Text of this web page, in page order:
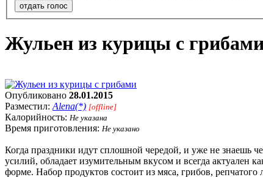
отдать голос
Жульен из курицы с
Опубликовано 28.01.2015
Разместил: Alena(*) [offline]
Калорийность: Не указана
Время приготовления: Не указано
Когда праздники идут сплошной чередой, и уже не знаешь
усилий, обладает изумительным вкусом и всегда актуален
форме. Набор продуктов состоит из мяса, грибов,